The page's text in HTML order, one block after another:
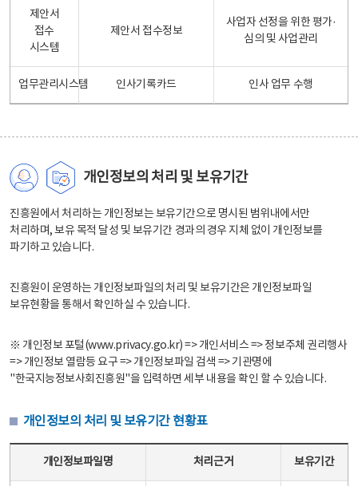
제안서
접수
시스템
제안서 접수정보
사업자 선정을 위한 평가·
심의 및 사업관리
업무관리시스템 인사기록카드 인사 업무 수행
개인정보의 처리 및 보유기간
진흥원에서 처리하는 개인정보는 보유기간으로 명시된 범위내에서만
처리하며, 보유 목적 달성 및 보유기간 경과의 경우 지체 없이 개인정보를
파기하고 있습니다.
진흥원이 운영하는 개인정보파일의 처리 및 보유기간은 개인정보파일
보유현황을 통해서 확인하실 수 있습니다.
※ 개인정보 포털(www.privacy.go.kr) => 개인서비스 => 정보주체 권리행사
=> 개인정보 열람등 요구 => 개인정보파일 검색 => 기관명에
"한국지능정보사회진흥원"을 입력하면 세부 내용을 확인 할 수 있습니다.
개인정보의 처리 및 보유기간 현황표
개인정보파일명 처리근거 보유기간